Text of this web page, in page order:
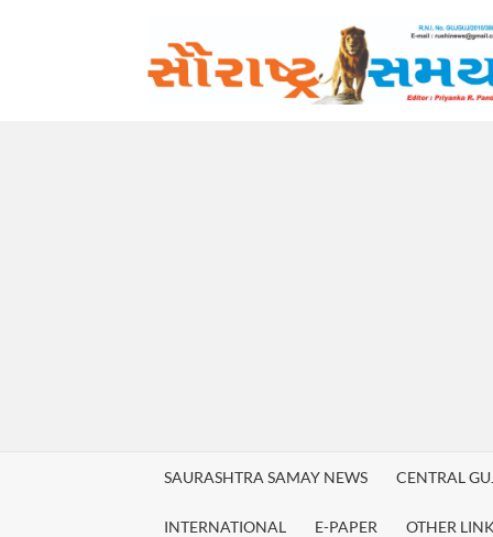
SAURASHTRA SAMAY NEWS CENTRAL
INTERNATIONAL E-PAPER OTHER